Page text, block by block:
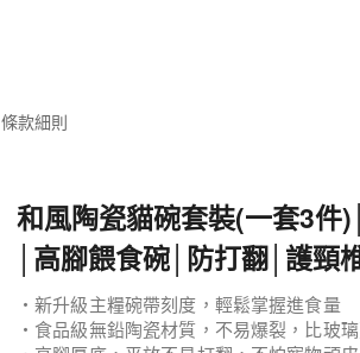
條款細則
和風陶瓷貓碗套裝(一套3件
│高腳餵食碗│防打翻│護頸
・新升級主糧碗帶刻度，輕鬆掌握進食量
・食品級無鉛陶瓷材質，不易爆裂，比玻